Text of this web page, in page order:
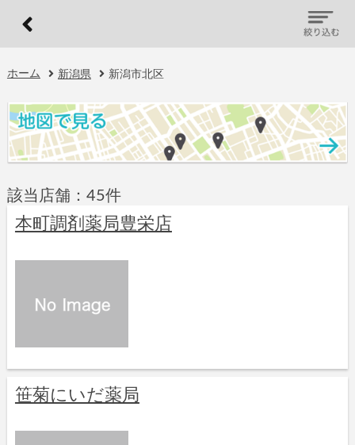
ホーム 新潟県 新潟市北区
該当店舗：45件
本町調剤薬局豊栄店
笹菊にいだ薬局